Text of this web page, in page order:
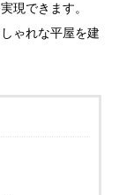
現できます。
ゃれな平屋を建